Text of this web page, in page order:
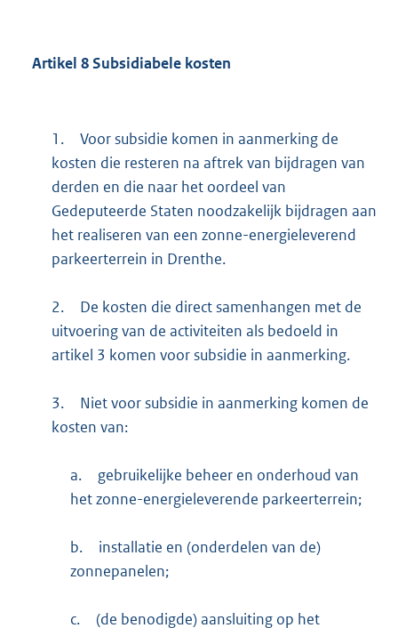
Artikel 8Subsidiabele kosten
1.
Voor subsidie komen in aanmerking de
kosten die resteren na aftrek van bijdragen van
derden en die naar het oordeel van
Gedeputeerde Staten noodzakelijk bijdragen aan
het realiseren van een zonne-energieleverend
parkeerterrein in Drenthe.
2.
De kosten die direct samenhangen met de
uitvoering van de activiteiten als bedoeld in
artikel 3 komen voor subsidie in aanmerking.
3.
Niet voor subsidie in aanmerking komen de
kosten van:
a.
gebruikelijke beheer en onderhoud van
het zonne-energieleverende parkeerterrein;
b.
installatie en (onderdelen van de)
zonnepanelen;
c.
(de benodigde) aansluiting op het